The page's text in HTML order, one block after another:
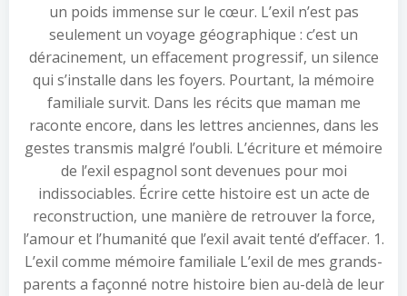
un poids immense sur le cœur. L’exil n’est pas
seulement un voyage géographique : c’est un
déracinement, un effacement progressif, un silence
qui s’installe dans les foyers. Pourtant, la mémoire
familiale survit. Dans les récits que maman me
raconte encore, dans les lettres anciennes, dans les
gestes transmis malgré l’oubli. L’écriture et mémoire
de l’exil espagnol sont devenues pour moi
indissociables. Écrire cette histoire est un acte de
reconstruction, une manière de retrouver la force,
l’amour et l’humanité que l’exil avait tenté d’effacer. 1.
L’exil comme mémoire familiale L’exil de mes grands-
parents a façonné notre histoire bien au-delà de leur